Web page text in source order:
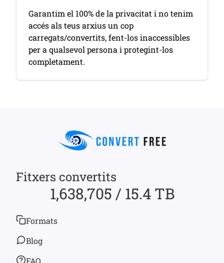
Garantim el 100% de la privacitat i no tenim
accés als teus arxius un cop
carregats/convertits, fent-los inaccessibles
per a qualsevol persona i protegint-los
completament.
Fitxers convertits
1,638,705 / 15.4 TB
Formats
Blog
FAQ